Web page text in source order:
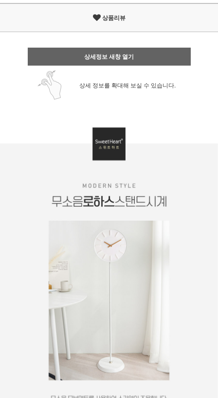
상품리뷰
상세정보 새창 열기
상세 정보를 확대해 보실 수 있습니다.